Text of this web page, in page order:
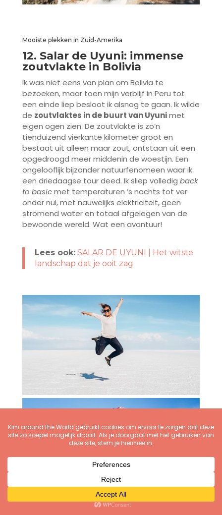
Mooiste plekken in Zuid-Amerika
12. Salar de Uyuni: immense
zoutvlakte in Bolivia
Ik was niet eens van plan om Bolivia te
bezoeken, maar toen mijn verblijf in Peru tot
een einde liep besloot ik alsnog te gaan. Ik wilde
de zoutvlaktes in de buurt van Uyunimet
eigen ogen zien. De zoutvlakte is zo’n
tienduizend vierkante kilometer groot en
bestaat uit alleen maar zout, ontstaan uit een
opgedroogd meer middenin de woestijn. Een
ongelooflijk bijzonder natuurfenomeen waar ik
een driedaagse tour deed. Ik sliep volledig back
to basicmet temperaturen ’s nachts tot ver
onder nul, met nauwelijks elektriciteit, geen
stromend water en totaal afgelegen van de
bewoonde wereld. Wat een avontuur!
Lees ook: SALAR DE UYUNI | Het witste
landschap dat je ooit zag